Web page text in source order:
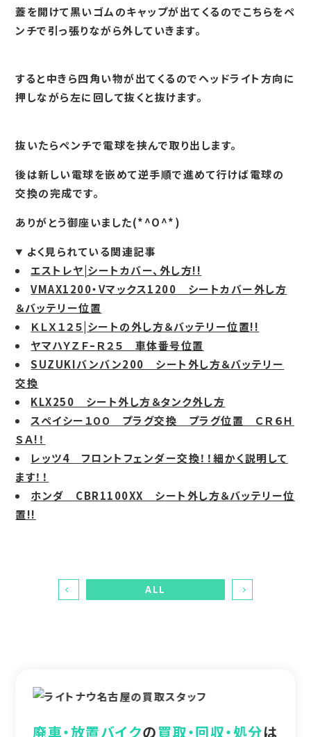
蓋を開けて黒いゴムのキャップが出てくるのでこちらをペ
ンチで引っ張りながら外していきます。
すると中きら四角い物が出てくるのでヘッドライト方向に
押しながら左に回して抜くと抜けます。
抜いたらペンチで電球を挟んで取り出します。
後は新しい電球を嵌めて逆手順で進めて行けば電球の
交換の完成です。
ありがとう御座いました(*^O^*)
よく見られている関連記事
エストレヤ|シートカバー、外し方!!
VMAX1200・Vマックス1200 シートカバー外し方
＆バッテリー位置
ＫＬＸ１２５|シートの外し方＆バッテリー位置!!
ヤマハＹＺＦｰＲ２５ 車体番号位置
SUZUKIバンバン200 シート外し方＆バッテリー
交換
KLX250 シート外し方＆タンク外し方
スペイシー１００ プラグ交換 プラグ位置 ＣＲ６Ｈ
ＳＡ!！
レッツ4 フロントフェンダー交換！！細かく説明して
ます！！
ホンダ CBR1100XX シート外し方＆バッテリー位
置!!
ALL
廃車・放置バイクの買取・回収・処分は